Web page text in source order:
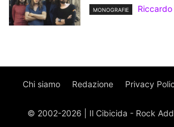
MONOGRAFIE
Chi siamo Redazione Privacy
© 2002-2026 | Il Cibicida - Rock